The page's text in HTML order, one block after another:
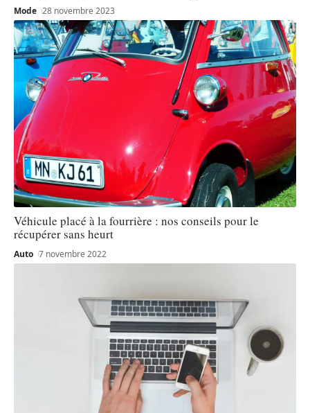
Mode 28 novembre 2023
Véhicule placé à la fourrière : nos conseils pour le
récupérer sans heurt
Auto 7 novembre 2022